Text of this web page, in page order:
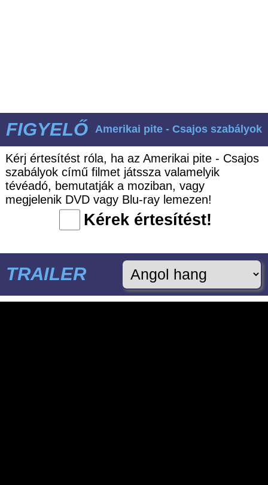
FIGYELŐ Amerikai pite - Csajos szabályok
Kérj értesítést róla, ha az Amerikai pite - Csajos
szabályok című filmet játssza valamelyik
tévéadó, bemutatják a moziban, vagy
megjelenik DVD vagy Blu-ray lemezen!
Kérek értesítést!
TRAILER